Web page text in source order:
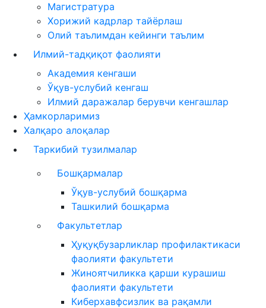
Магистратура
Хорижий кадрлар тайёрлаш
Олий таълимдан кейинги таълим
Илмий-тадқиқот фаолияти
Академия кенгаши
Ўқув-услубий кенгаш
Илмий даражалар берувчи кенгашлар
Ҳамкорларимиз
Халқаро алоқалар
Таркибий тузилмалар
Бошқармалар
Ўқув-услубий бошқарма
Ташкилий бошқарма
Факультетлар
Ҳуқуқбузарликлар профилактикаси
фаолияти факультети
Жиноятчиликка қарши курашиш
фаолияти факультети
Киберхавфсизлик ва рақамли